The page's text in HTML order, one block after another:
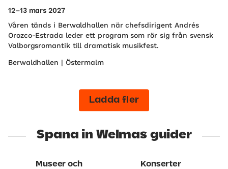
12–13 mars 2027
Våren tänds i Berwaldhallen när chefsdirigent Andrés
Orozco-Estrada leder ett program som rör sig från svensk
Valborgsromantik till dramatisk musikfest.
Berwaldhallen | Östermalm
Ladda fler
Spana in Welmas guider
Museer och
Konserter